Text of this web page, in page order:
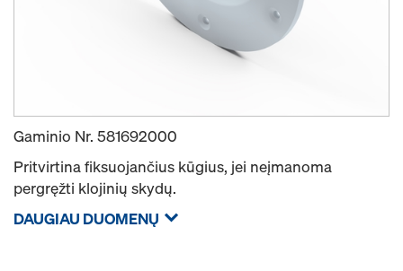
Gaminio Nr. 581692000
Pritvirtina fiksuojančius kūgius, jei neįmanoma
pergręžti klojinių skydų.
DAUGIAU DUOMENŲ